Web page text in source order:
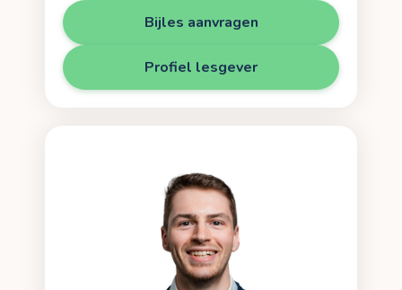
Bijles aanvragen
Profiel lesgever